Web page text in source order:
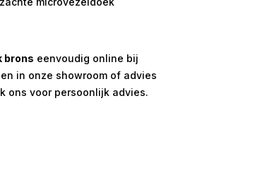
brons eenvoudig online bij
in onze showroom of advies
ons voor persoonlijk advies.